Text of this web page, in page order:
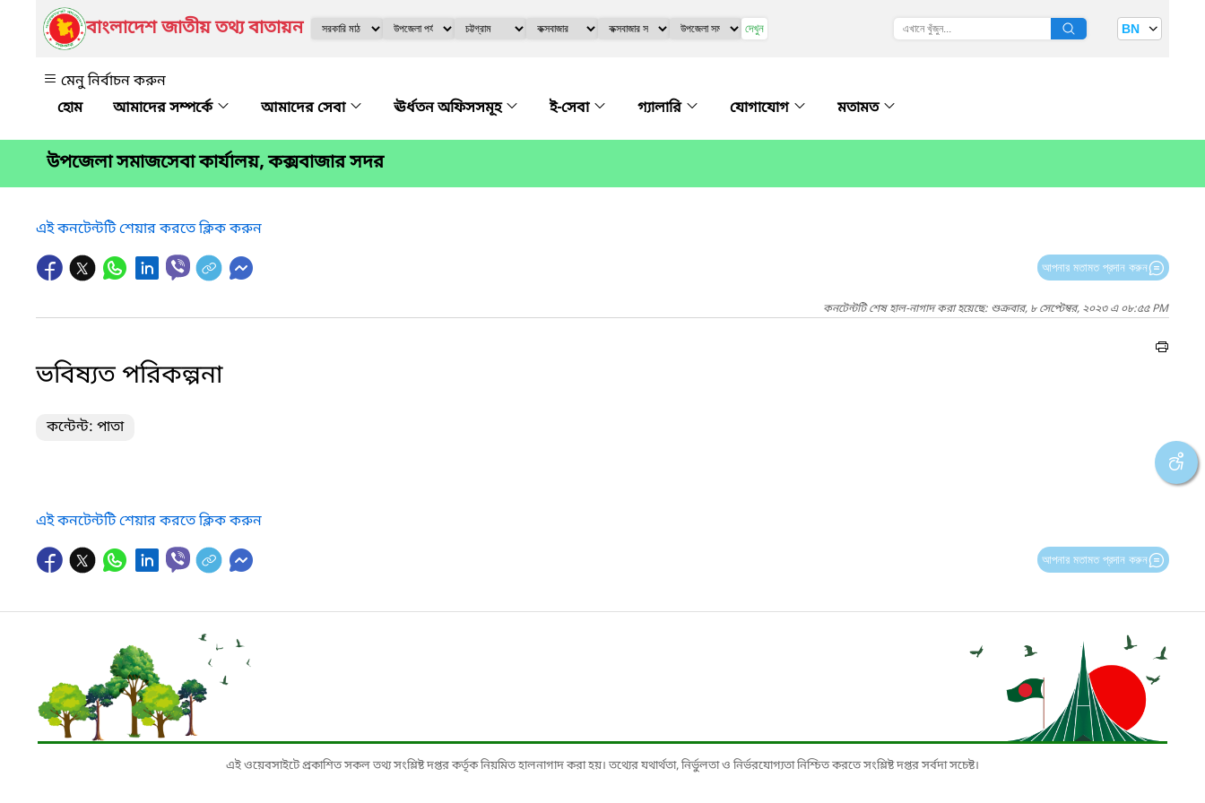
বাংলাদেশ জাতীয় তথ্য বাতায়ন দেখুন BN
মেনু নির্বাচন করুন
আমাদের সম্পর্কে
আমাদের সেবা ঊর্ধতন অফিসসমূহ ই-সেবা গ্যালারি যোগাযোগ মতামত
উপজেলা সমাজসেবা কার্যালয়, কক্সবাজার সদর
এই কনটেন্টটি শেয়ার করতে ক্লিক করুন
আপনার মতামত প্রদান করুন
কনটেন্টটি শেষ হাল-নাগাদ করা হয়েছে: শুক্রবার, ৮ সেপ্টেম্বর, ২০২৩ এ ০৮:৫৫ PM
ভবিষ্যত পরিকল্পনা
কন্টেন্ট: পাতা
এই কনটেন্টটি শেয়ার করতে ক্লিক করুন
আপনার মতামত প্রদান করুন
এই ওয়েবসাইটে প্রকাশিত সকল তথ্য সংশ্লিষ্ট দপ্তর কর্তৃক নিয়মিত হালনাগাদ করা হয়। তথ্যের যথার্থতা, নির্ভুলতা ও নির্ভরযোগ্যতা নিশ্চিত করতে সংশ্লিষ্ট দপ্তর সর্বদা সচেষ্ট।